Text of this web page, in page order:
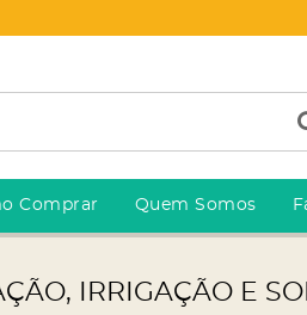
Comprar Quem Somos
IRRIGAÇÃO E